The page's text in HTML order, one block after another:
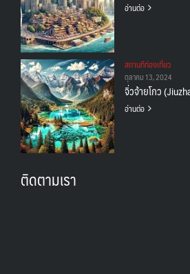
อ่านต่อ
สถานทีท่องเที่ยว
ตุลาคม 13, 2024
จิ่วจ้ายโกว
อ่านต่อ
ติดตามเรา